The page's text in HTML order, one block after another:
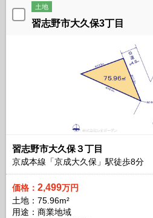
土地
習志野市大久保3丁目
習志野市大久保３丁目
京成本線「京成大久保」駅徒歩8分
価格： 2,499万円
土地：75.96m²
用途：商業地域